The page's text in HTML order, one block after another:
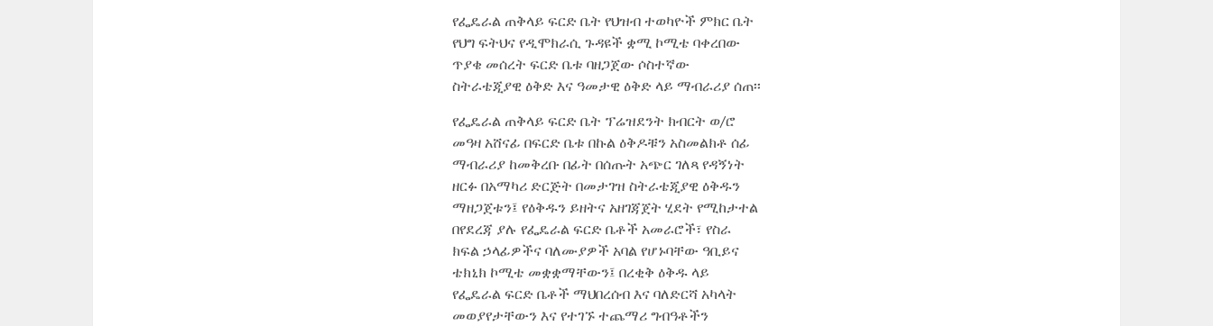
የፌዴራል ጠቅላይ ፍርድ ቤት የህዝብ ተወካዮች ምክር ቤት
የህግ ፍትህና የዲሞክራሲ ጉዳዩች ቋሚ ኮሚቴ ባቀረበው
ጥያቄ መሰረት ፍርድ ቤቱ ባዘጋጀው ሶስተኛው
ስትራቴጂያዊ ዕቅድ እና ዓመታዊ ዕቅድ ላይ ማብራሪያ ሰጠ፡፡
የፌዴራል ጠቅላይ ፍርድ ቤት ፕሬዝደንት ክብርት ወ/ሮ
መዓዛ አሸናፊ በፍርድ ቤቱ በኩል ዕቅዶቹን አስመልክቶ ሰፊ
ማብራሪያ ከመቅረቡ በፊት በሰጡት አጭር ገለጻ የዳኝነት
ዘርፉ በአማካሪ ድርጅት በመታገዝ ስትራቴጂያዊ ዕቅዱን
ማዘጋጀቱን፤ የዕቅዱን ይዘትና አዘገጃጀት ሂደት የሚከታተል
በየደረጃ ያሉ የፌዴራል ፍርድ ቤቶች አመራሮች፣ የስራ
ክፍል ኃላፊዎችና ባለሙያዎች አባል የሆኑባቸው ዓቢይና
ቴክኒክ ኮሚቴ መቋቋማቸውን፤ በረቂቅ ዕቅዱ ላይ
የፌዴራል ፍርድ ቤቶች ማህበረሰብ እና ባለድርሻ አካላት
መወያየታቸውን እና የተገኙ ተጨማሪ ግብዓቶችን